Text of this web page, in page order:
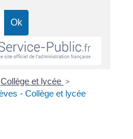
Collège et lycée >
- Collège et lycée